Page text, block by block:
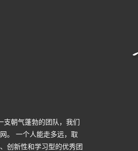
支朝气蓬勃的团队，我们
。 一个人能走多远，取
创新性和学习型的优秀团